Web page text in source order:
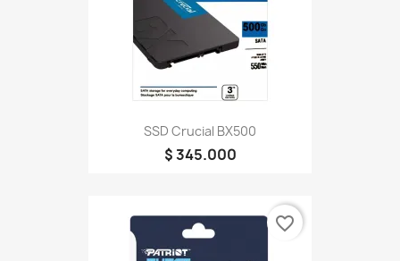
SSD Crucial BX500
$ 345.000
favorite_border